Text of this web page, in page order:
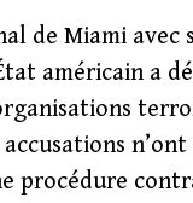
de Miami avec
américain a
procédure